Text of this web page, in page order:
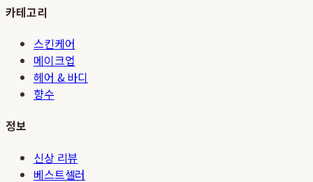
카테고리
스킨케어
메이크업
헤어 & 바디
향수
정보
신상 리뷰
베스트셀러